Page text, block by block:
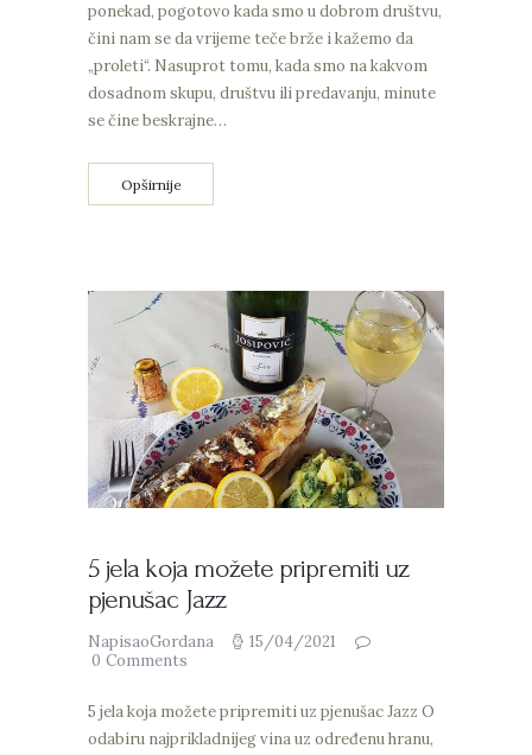
ponekad, pogotovo kada smo u dobrom društvu,
čini nam se da vrijeme teče brže i kažemo da
„proleti“. Nasuprot tomu, kada smo na kakvom
dosadnom skupu, društvu ili predavanju, minute
se čine beskrajne…
Opširnije
5 jela koja možete pripremiti uz
pjenušac Jazz
NapisaoGordana
15/04/2021
0 Comments
5 jela koja možete pripremiti uz pjenušac Jazz O
odabiru najprikladnijeg vina uz određenu hranu,